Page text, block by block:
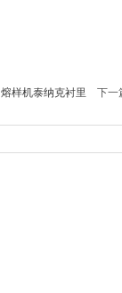
熔样机泰纳克衬里 下一